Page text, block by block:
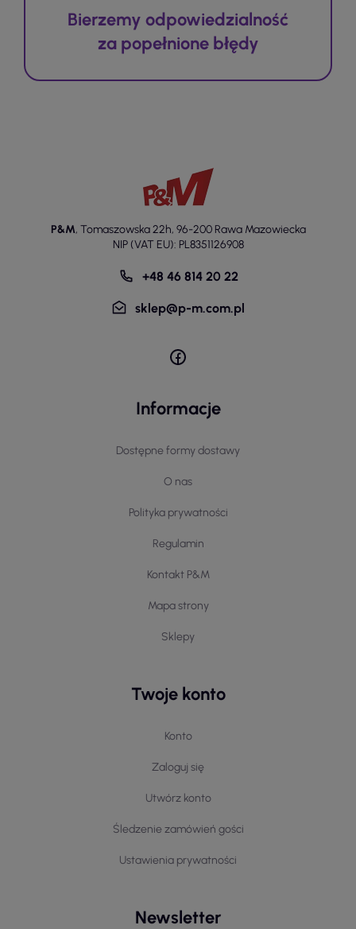
Bierzemy odpowiedzialność
za popełnione błędy
P&M, Tomaszowska 22h, 96-200 Rawa Mazowiecka
NIP (VAT EU): PL8351126908
+48 46 814 20 22
sklep@p-m.com.pl
Informacje
Dostępne formy dostawy
O nas
Polityka prywatności
Regulamin
Kontakt P&M
Mapa strony
Sklepy
Twoje konto
Konto
Zaloguj się
Utwórz konto
Śledzenie zamówień gości
Ustawienia prywatności
Newsletter